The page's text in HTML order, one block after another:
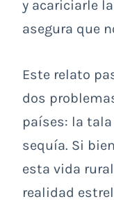
y acariciarle
asegura que
Este relato
dos
países: la
sequía. Si
esta vida
realidad